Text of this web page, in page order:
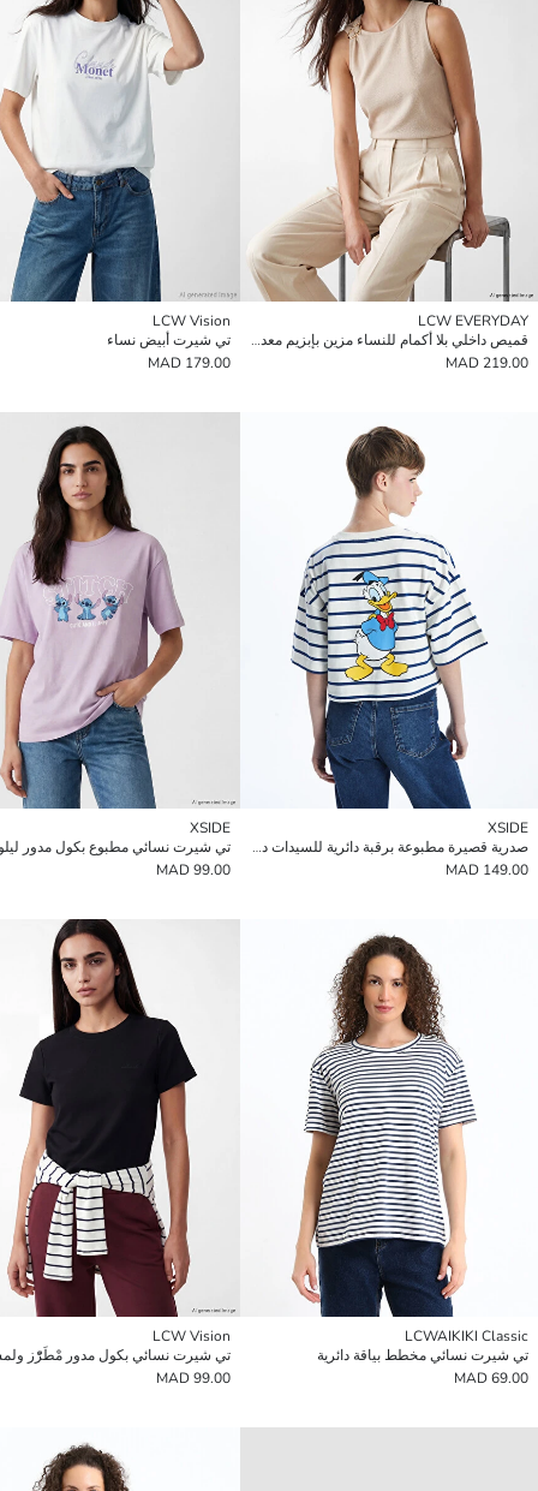
LCW EVERYDAY
قميص داخلي بلا أكمام للنساء مزين بإبزيم معدني
219.00 MAD
LCW Vision
تي شيرت أبيض نساء
179.00 MAD
XSIDE
صدرية قصيرة مطبوعة برقبة دائرية للسيدات دونالد داك
149.00 MAD
XSIDE
99.00 MAD
LCWAIKIKI Classic
تي شيرت نسائي مخطط بياقة دائرية
69.00 MAD
LCW Vision
99.00 MAD